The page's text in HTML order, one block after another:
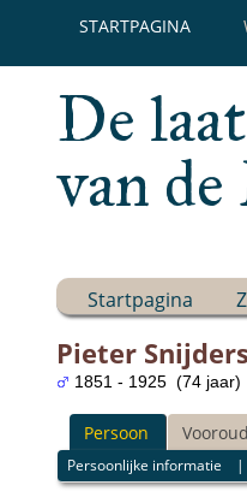
STARTPAGINA
De
van
Startpagina
Pieter Snijders
1851 - 1925 (74 jaar)
Persoon
Persoonlijke informatie